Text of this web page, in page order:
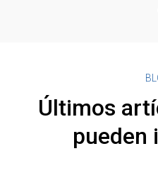
Últimos
pueden